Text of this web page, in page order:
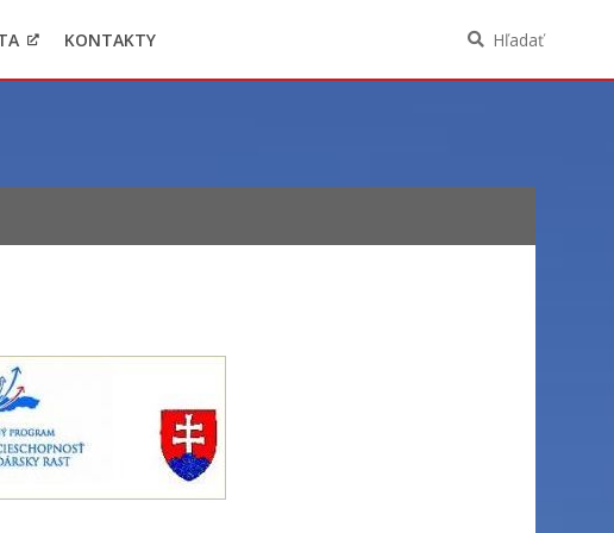
majetkových pomerov verejného funkcionára
LevočaKONTAKTY Hľadať